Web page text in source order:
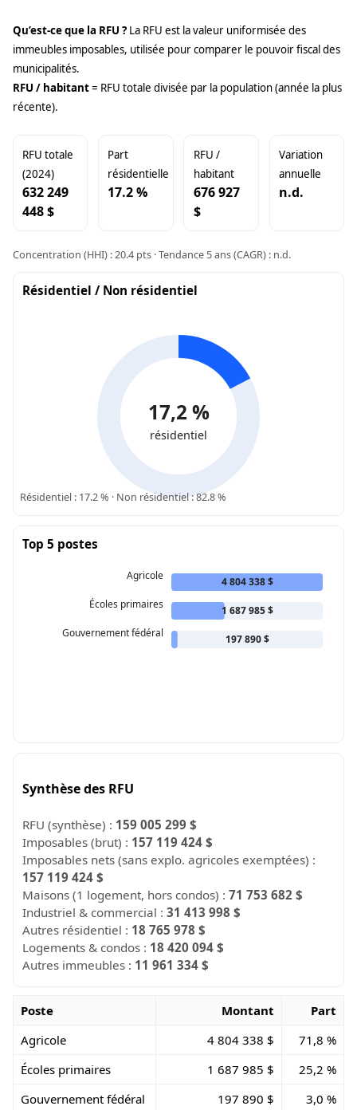
Qu’est-ce que la RFU ? La RFU est la valeur uniformisée des
immeubles imposables, utilisée pour comparer le pouvoir fiscal des
municipalités.
RFU / habitant= RFU totale divisée par la population (année la plus
récente).
RFU totale
(2024)
632 249
448 $
Part
résidentielle
17.2 %
RFU /
habitant
676 927
$
Variation
annuelle
n.d.
Concentration (HHI) : 20.4 pts · Tendance 5 ans (CAGR) : n.d.
Résidentiel / Non résidentiel
17,2 %
résidentiel
Résidentiel : 17.2 % · Non résidentiel : 82.8 %
Top 5 postes
Agricole
4 804 338 $
Écoles primaires
1 687 985 $
Gouvernement fédéral
197 890 $
Synthèse des RFU
RFU (synthèse) : 159 005 299 $
Imposables (brut) : 157 119 424 $
Imposables nets (sans explo. agricoles exemptées) :
157 119 424 $
Maisons (1 logement, hors condos) :71 753 682 $
Industriel & commercial :31 413 998 $
Autres résidentiel : 18 765 978 $
Logements & condos : 18 420 094 $
Autres immeubles : 11 961 334 $
Poste Montant
Part
Agricole
4 804 338 $
71,8 %
Écoles primaires
1 687 985 $
25,2 %
Gouvernement fédéral
197 890 $ 3,0 %